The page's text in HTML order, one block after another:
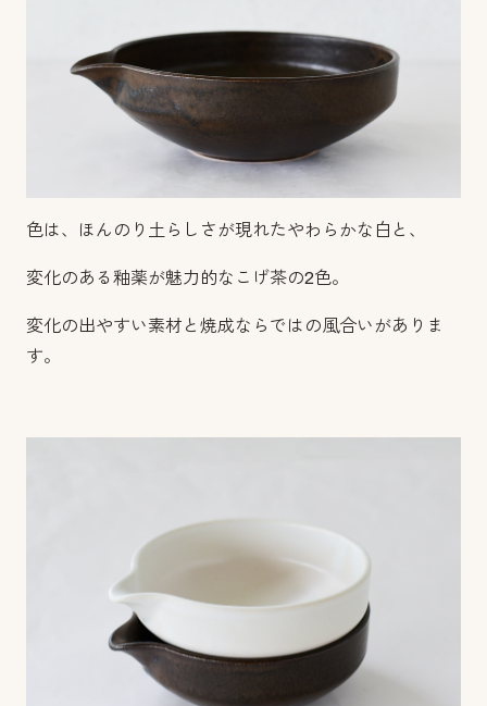
色は、ほんのり土らしさが現れたやわらかな白と、
変化のある釉薬が魅力的なこげ茶の2色。
変化の出やすい素材と焼成ならではの風合いがありま
す。